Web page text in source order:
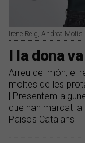
Irene Reig, Andrea
I la dona
Arreu del món, el
moltes de les
| Presentem
que han marcat la
Països Catalans